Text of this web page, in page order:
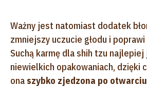
Ważny jest natomiast dodatek
zmniejszy uczucie głodu i
Suchą karmę dla shih tzu
niewielkich opakowaniach, dzięki
onaszybko zjedzona po otwarciu